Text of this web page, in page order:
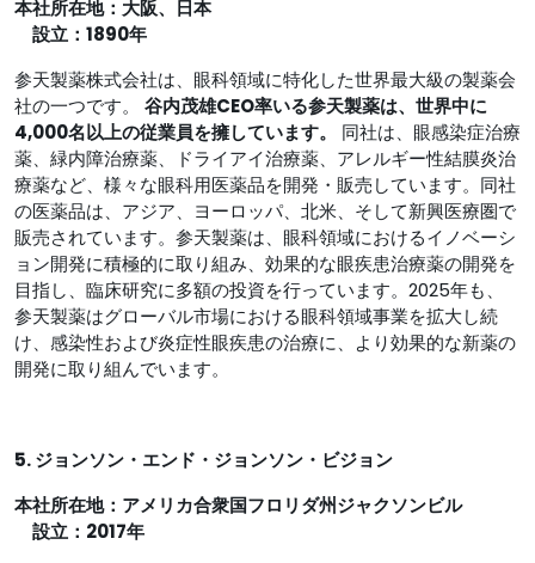
本社所在地：大阪、日本
設立：1890年
参天製薬株式会社は、眼科領域に特化した世界最大級の製薬会
社の一つです。 谷内茂雄CEO率いる参天製薬は、世界中に
4,000名以上の従業員を擁しています。
同社は、眼感染症治療
薬、緑内障治療薬、ドライアイ治療薬、アレルギー性結膜炎治
療薬など、様々な眼科用医薬品を開発・販売しています。同社
の医薬品は、アジア、ヨーロッパ、北米、そして新興医療圏で
販売されています。参天製薬は、眼科領域におけるイノベーシ
ョン開発に積極的に取り組み、効果的な眼疾患治療薬の開発を
目指し、臨床研究に多額の投資を行っています。2025年も、
参天製薬はグローバル市場における眼科領域事業を拡大し続
け、感染性および炎症性眼疾患の治療に、より効果的な新薬の
開発に取り組んでいます。
5. ジョンソン・エンド・ジョンソン・ビジョン
本社所在地：アメリカ合衆国フロリダ州ジャクソンビル
設立：2017年